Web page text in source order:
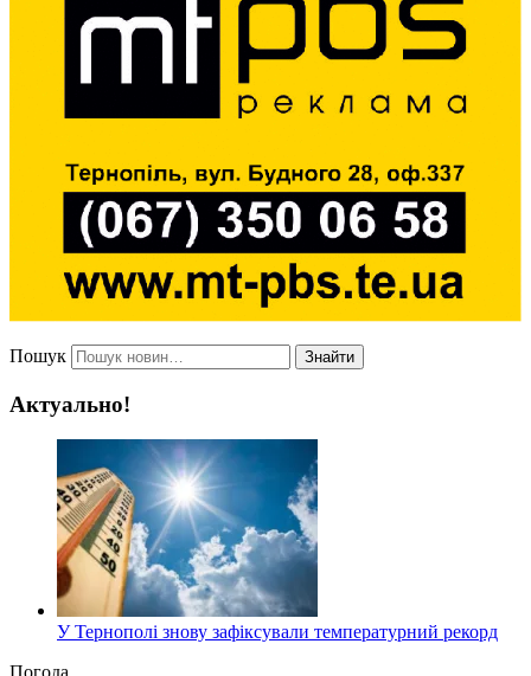
Пошук Знайти
Актуально!
У Тернополі знову зафіксували температурний рекорд